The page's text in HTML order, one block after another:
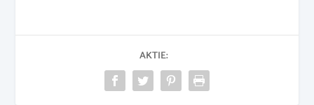
AKTIE: